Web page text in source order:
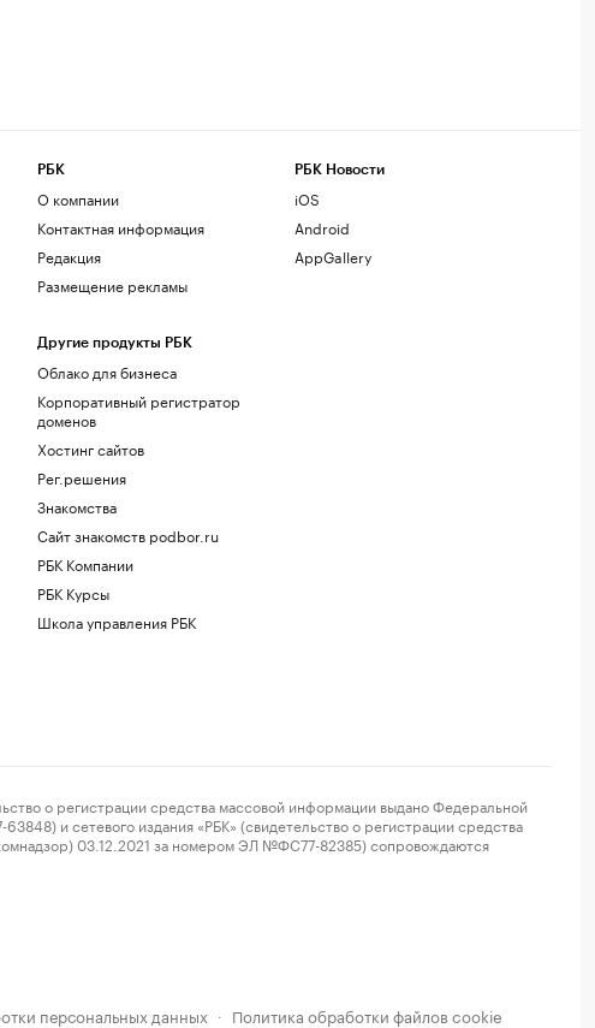
РБК
О компании
Контактная информация
Редакция
Размещение рекламы
Другие продукты РБК
Облако для бизнеса
Корпоративный регистратор
доменов
Хостинг сайтов
Рег.решения
Знакомства
Сайт знакомств podbor.ru
РБК Компании
РБК Курсы
Школа управления РБК
РБК Новости
iOS
Android
AppGallery
о регистрации средства массовой информации выдано Федеральной
и сетевого издания «РБК» (свидетельство о регистрации средства
03.12.2021 за номером ЭЛ №ФС77-82385) сопровождаются
персональных данных · Политика обработки файлов cookie